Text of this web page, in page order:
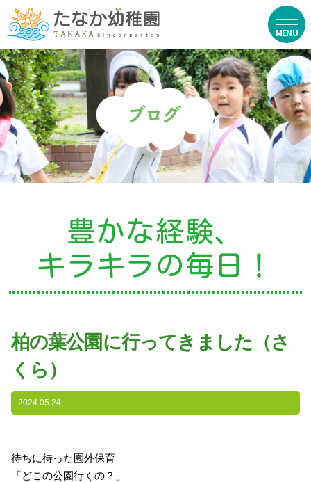
在園生向け
・資料ダウンロード
・園からのお便り
・動画
お知らせ
・ニュース
・ブログ
・園の特色
・園の一日
・年間行事
・自慢の給食
入園案内
豊かな経験、
キラキラの毎日！
柏の葉公園に行ってきました（さ
くら）
2024.05.24
待ちに待った園外保育
「どこの公園行くの？」